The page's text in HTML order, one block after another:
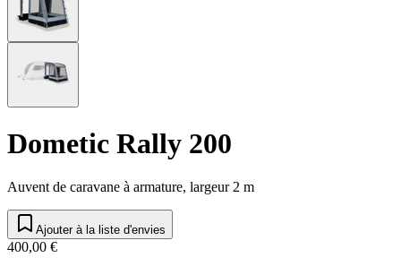
Dometic Rally 200
Auvent de caravane à armature, largeur 2 m
Ajouter à la liste d'envies
400,00 €